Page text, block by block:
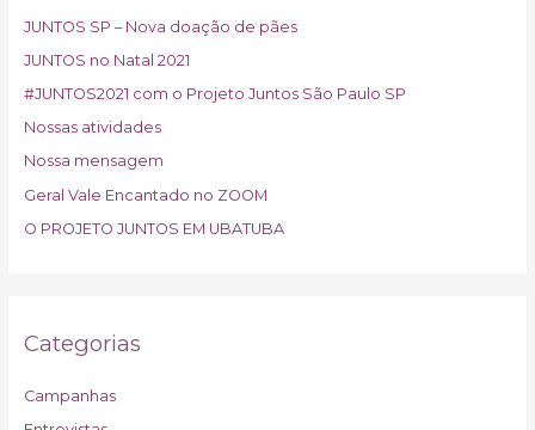
JUNTOS SP – Nova doação de pães
JUNTOS no Natal 2021
#JUNTOS2021 com o Projeto Juntos São Paulo SP
Nossas atividades
Nossa mensagem
Geral Vale Encantado no ZOOM
O PROJETO JUNTOS EM UBATUBA
Categorias
Campanhas